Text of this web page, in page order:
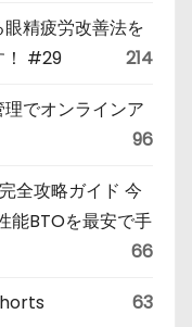
精疲労改善法を
！ #29
214
でオンラインア
96
全攻略ガイド 今
能BTOを最安で手
66
63